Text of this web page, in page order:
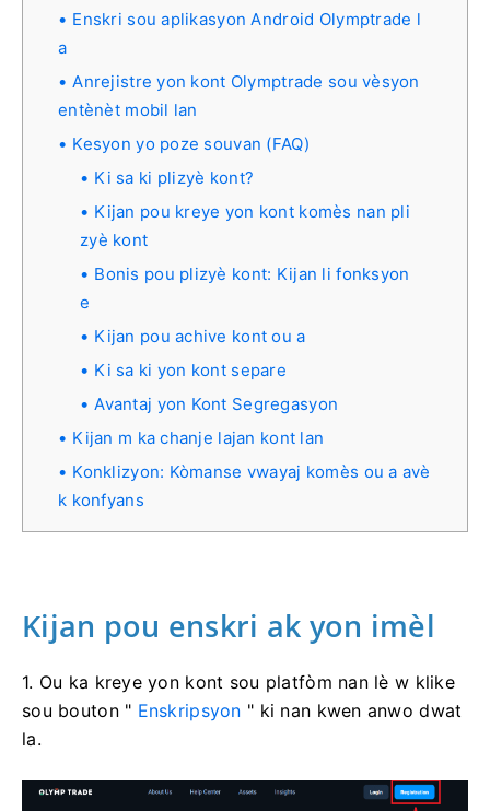
Enskri sou aplikasyon Android Olymptrade l
a
Anrejistre yon kont Olymptrade sou vèsyon
entènèt mobil lan
Kesyon yo poze souvan (FAQ)
Ki sa ki plizyè kont?
Kijan pou kreye yon kont komès nan pli
zyè kont
Bonis pou plizyè kont: Kijan li fonksyon
e
Kijan pou achive kont ou a
Ki sa ki yon kont separe
Avantaj yon Kont Segregasyon
Kijan m ka chanje lajan kont lan
Konklizyon: Kòmanse vwayaj komès ou a avè
k konfyans
Kijan pou enskri ak yon imèl
1. Ou ka kreye yon kont sou platfòm nan lè w klike
sou bouton " Enskripsyon " ki nan kwen anwo dwat
la.